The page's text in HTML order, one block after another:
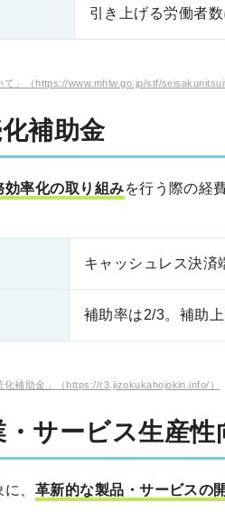
引き上げる労働者
て」（https://www.mhlw.go.jp/stf/
補助金
効率化の取り組みを行う際の経
キャッシュレス決済
補助率は2/3。補助上
補助金」（https://r3.jizokukahojokin.info/）
サービス生産性
、 革新的な製品・サービスの